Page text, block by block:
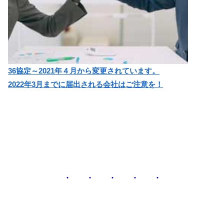
36協定～2021年４月から変更されています。
2022年3月までに届出される会社はご注意を！
・ ・ ・ ・ ・